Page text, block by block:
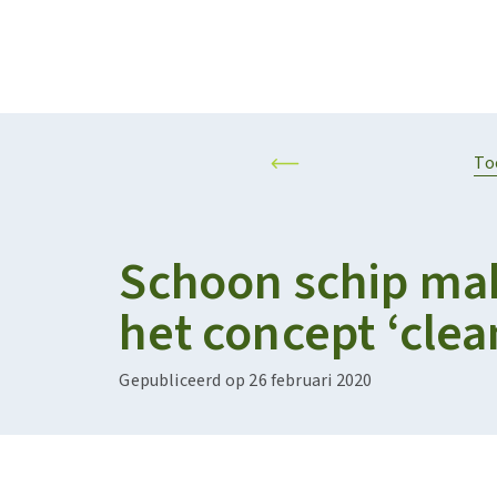
Schoon schip
het concept
Gepubliceerd op 26 februari 2020